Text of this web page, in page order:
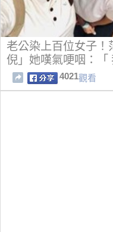
老公染上百位女子
倪」她嘆氣哽咽：「
4021觀看